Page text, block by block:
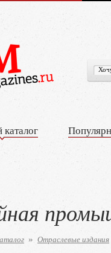
» Отраслевые издания